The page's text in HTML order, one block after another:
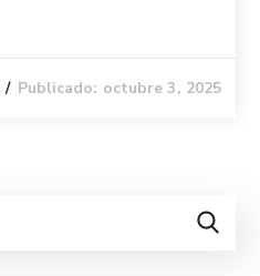
Publicado: octubre 3, 2025